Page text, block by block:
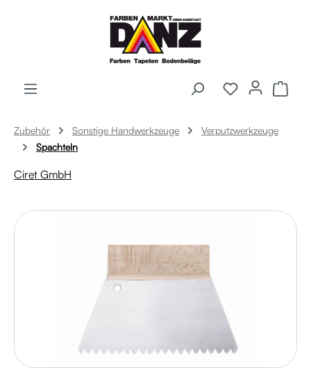
Zum Hauptinhalt springen
Zubehör Sonstige Handwerkzeuge
Verputzwerkzeuge
Spachteln
Ciret GmbH
Bildergalerie überspringen